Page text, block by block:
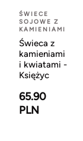
ŚWIECE
SOJOWE Z
KAMIENIAMI
Świeca z
kamieniami
i kwiatami -
Księżyc
65.90
PLN